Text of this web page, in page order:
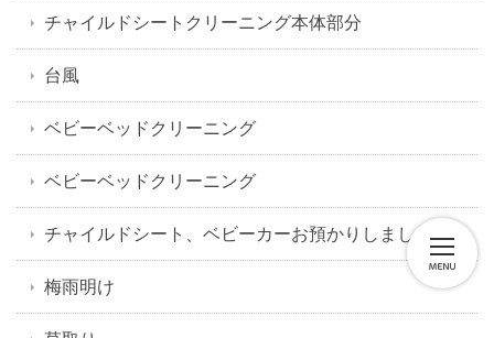
チャイルドシートクリーニング本体部分
台風
ベビーベッドクリーニング
ベビーベッドクリーニング
チャイルドシート、ベビーカーお預かりしました。
梅雨明け